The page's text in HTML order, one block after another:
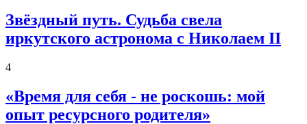
Звёздный путь. Судьба свела
иркутского астронома с Николаем II
4
«Время для себя - не роскошь: мой
опыт ресурсного родителя»